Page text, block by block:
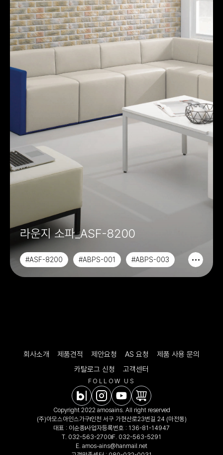
라운지 소파_ASF-8200
#ASF-8200 #ABPS-001
#ABPS-003
회사소개 제품견적 제안요청 AS 요청
제품 사용 문의
카탈로그 신청
고객센터
FOLLOW US
Copyright 2022 amosains. All right reserved
(주)아모스아인스가구인천 서구 가현산로23번길 24 (마전동)
대표 : 이순종사업자등록번호 : 136-81-14947
T. 032-563-2700 F. 032-563-5291
E. amos-ains@hanmail.net